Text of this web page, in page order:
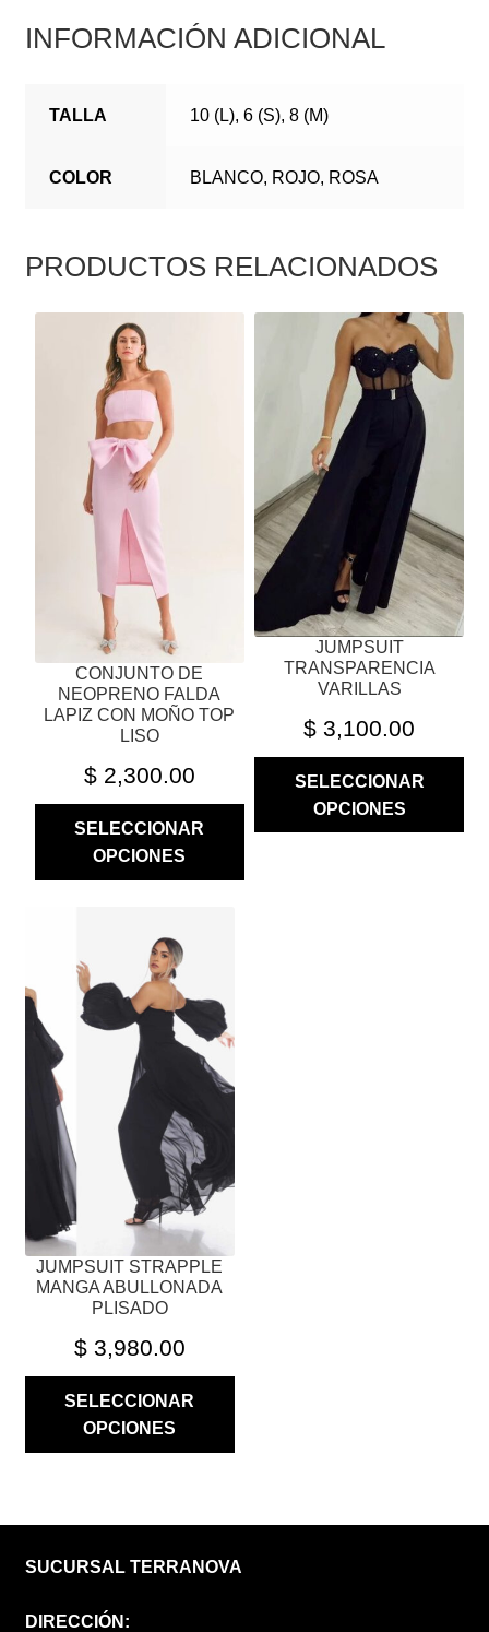
INFORMACIÓN ADICIONAL
TALLA 10 (L), 6 (S), 8 (M)
COLOR BLANCO, ROJO, ROSA
PRODUCTOS RELACIONADOS
CONJUNTO DE
NEOPRENO FALDA
LAPIZ CON MOÑO TOP
LISO
$2,300.00
SELECCIONAR
OPCIONES
PRODUCTO
MÚLTIPLES
VARIANTES.
OPCIONES
PUEDEN
PÁGINA
PRODUCTO
JUMPSUIT
TRANSPARENCIA
VARILLAS
$ 3,100.00
SELECCIONAR
OPCIONES
PRODUCTO
MÚLTIPLES
VARIANTES.
OPCIONES
SE
PUEDEN
ELEGIR
EN
LA
PÁGINA
JUMPSUIT STRAPPLE
MANGA ABULLONADA
PLISADO
$3,980.00
SELECCIONAR
OPCIONES
MÚLTIPLES
VARIANTES.
LAS
OPCIONES
PUEDEN
ELEGIR
PÁGINA
DE
PRODUCTO
SUCURSAL TERRANOVA
DIRECCIÓN: